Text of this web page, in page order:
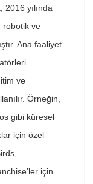
yılında
robotik ve
Ana faaliyet
ve
Örneğin,
gibi küresel
için özel
için